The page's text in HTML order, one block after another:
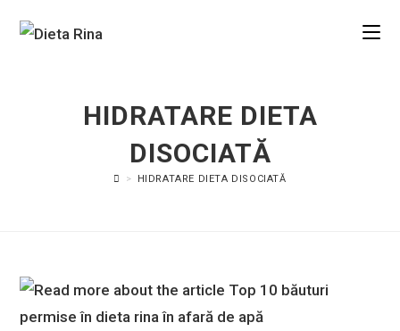
HIDRATARE DIETA
DISOCIATĂ
> HIDRATARE DIETA DISOCIATĂ